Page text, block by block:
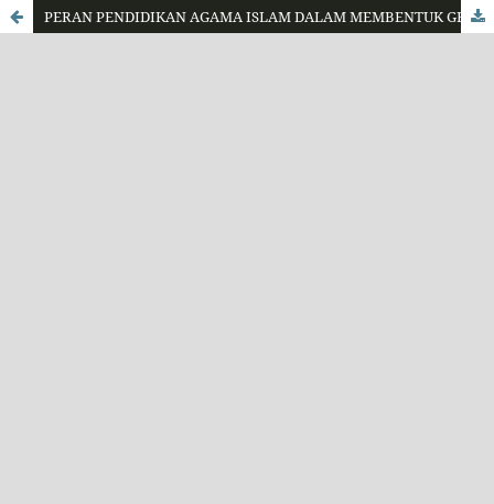
PERAN PENDIDIKAN AGAMA ISLAM DALAM MEMBENTUK GENERASI ANTI KORUPSI DI ERA DIGITAL